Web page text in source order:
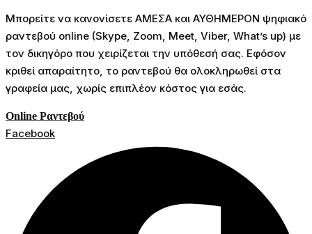
Μπορείτε να κανονίσετε ΑΜΕΣΑ και ΑΥΘΗΜΕΡΟΝ ψηφιακό
ραντεβού online (Skype, Zoom, Meet, Viber, What’s up) με
τον δικηγόρο που χειρίζεται την υπόθεσή σας. Εφόσον
κριθεί απαραίτητο, το ραντεβού θα ολοκληρωθεί στα
γραφεία μας, χωρίς επιπλέον κόστος για εσάς.
Online Ραντεβού
Facebook